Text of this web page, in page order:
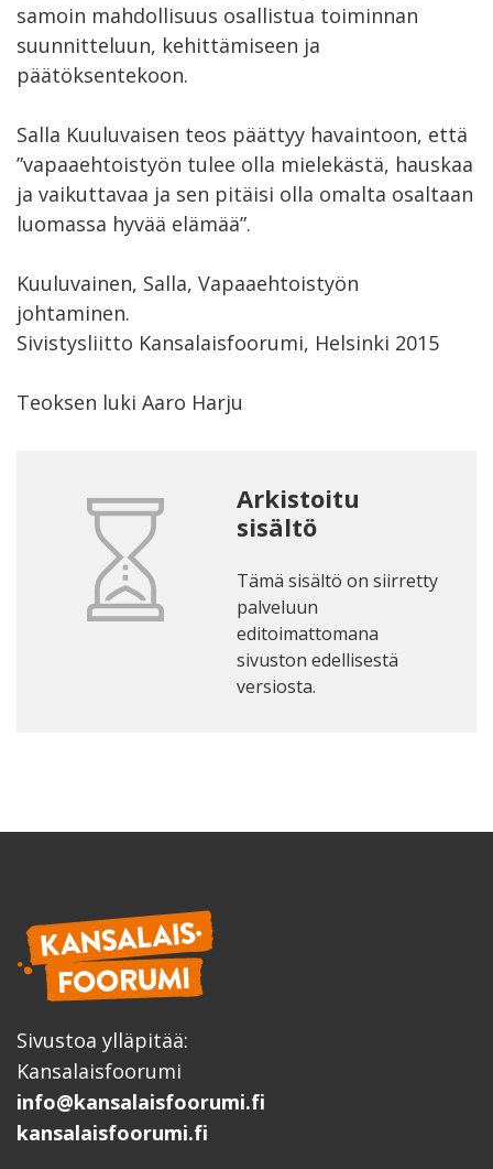
samoin mahdollisuus osallistua toiminnan
suunnitteluun, kehittämiseen ja
päätöksentekoon.
Salla Kuuluvaisen teos päättyy havaintoon, että
”vapaaehtoistyön tulee olla mielekästä, hauskaa
ja vaikuttavaa ja sen pitäisi olla omalta osaltaan
luomassa hyvää elämää”.
Kuuluvainen, Salla, Vapaaehtoistyön
johtaminen.
Sivistysliitto Kansalaisfoorumi, Helsinki 2015
Teoksen luki Aaro Harju
Arkistoitu
sisältö
Tämä sisältö on siirretty
palveluun
editoimattomana
sivuston edellisestä
versiosta.
Sivustoa ylläpitää:
Kansalaisfoorumi
info@kansalaisfoorumi.fi
kansalaisfoorumi.fi